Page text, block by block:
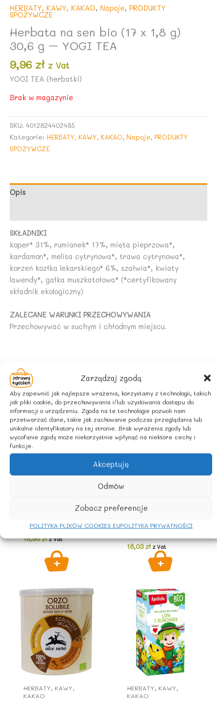
Zarządzaj zgodą
Aby zapewnić jak najlepsze wrażenia, korzystamy z technologii, takich
jak pliki cookie, do przechowywania i/lub uzyskiwania dostępu do
informacji o urządzeniu. Zgoda na te technologie pozwoli nam
przetwarzać dane, takie jak zachowanie podczas przeglądania lub
unikalne identyfikatory na tej stronie. Brak wyrażenia zgody lub
wycofanie zgody może niekorzystnie wpłynąć na niektóre cechy i
funkcje.
Akceptuję
Odmów
Zobacz preferencje
POLITYKA PLIKÓW COOKIES EUPOLITYKA PRYWATNOŚCI
HERBATY, KAWY, KAKAO, Napoje, PRODUKTY
SPOŻYWCZE
Herbata na sen bio (17 x 1,8 g)
30,6 g – YOGI TEA
9,96 zł z Vat
YOGI TEA (herbatki)
Brak w magazynie
SKU: 4012824402485
Kategorie: HERBATY, KAWY, KAKAO, Napoje, PRODUKTY
SPOŻYWCZE
Opis
SKŁADNIKI
koper* 31%, rumianek* 17%, mięta pieprzowa*,
kardamon*, melisa cytrynowa*, trawa cytrynowa*,
korzeń kozłka lekarskiego* 6%, szałwia*, kwiaty
lawendy*, gałka muszkatołowa* (*certyfikowany
składnik ekologiczny)
ZALECANE WARUNKI PRZECHOWYWANIA
Przechowywać w suchym i chłodnym miejscu.
Podobne produkty
BIO 200 g – DARY
NATURY
18,98zł z Vat
Kakao w proszku
Fair Trade BIO 75
18,03zł z Vat
HERBATY, KAWY,
KAKAO
HERBATY, KAWY,
KAKAO